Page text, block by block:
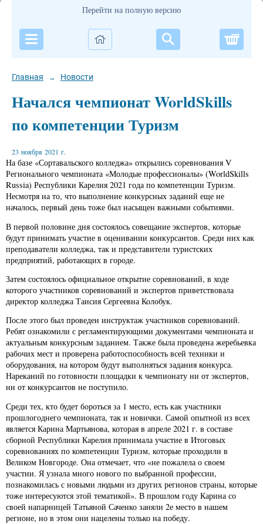
Перейти на полную версию
Главная → Новости
Начался чемпионат WorldSkills
по компетенции Туризм
23 ноября 2021 г.
На базе «Сортавальского колледжа» открылись соревнования V
Регионального чемпионата «Молодые профессионалы» (WorldSkills
Russia) Республики Карелия 2021 года по компетенции Туризм.
Несмотря на то, что выполнение конкурсных заданий еще не
началось, первый день тоже был насыщен важными событиями.
В первой половине дня состоялось совещание экспертов, которые
будут принимать участие в оценивании конкурсантов. Среди них как
преподаватели колледжа, так и представители туристских
предприятий, работающих в городе.
Затем состоялось официальное открытие соревнований, в ходе
которого участников соревнований и экспертов приветствовала
директор колледжа Таисия Сергеевна Колобук.
После этого был проведен инструктаж участников соревнований.
Ребят ознакомили с регламентирующими документами чемпионата и
актуальным конкурсным заданием. Также была проведена жеребьевка
рабочих мест и проверена работоспособность всей техники и
оборудования, на котором будут выполняться задания конкурса.
Нареканий по готовности площадки к чемпионату ни от экспертов,
ни от конкурсантов не поступило.
Среди тех, кто будет бороться за 1 место, есть как участники
прошлогоднего чемпионата, так и новички. Самой опытной из всех
является Карина Мартьянова, которая в апреле 2021 г. в составе
сборной Республики Карелия принимала участие в Итоговых
соревнованиях по компетенции Туризм, которые проходили в
Великом Новгороде. Она отмечает, что «не пожалела о своем
участии. Я узнала много нового по выбранной профессии,
познакомилась с новыми людьми из других регионов страны, которые
тоже интересуются этой тематикой». В прошлом году Карина со
своей напарницей Татьяной Саченко заняли 2е место в нашем
регионе, но в этом они нацелены только на победу.